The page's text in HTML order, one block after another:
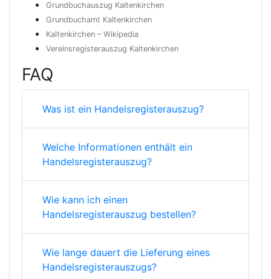
Grundbuchauszug Kaltenkirchen
Grundbuchamt Kaltenkirchen
Kaltenkirchen – Wikipedia
Vereinsregisterauszug Kaltenkirchen
FAQ
Was ist ein Handelsregisterauszug?
Welche Informationen enthält ein
Handelsregisterauszug?
Wie kann ich einen
Handelsregisterauszug bestellen?
Wie lange dauert die Lieferung eines
Handelsregisterauszugs?